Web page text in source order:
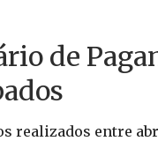
de
realizados entre